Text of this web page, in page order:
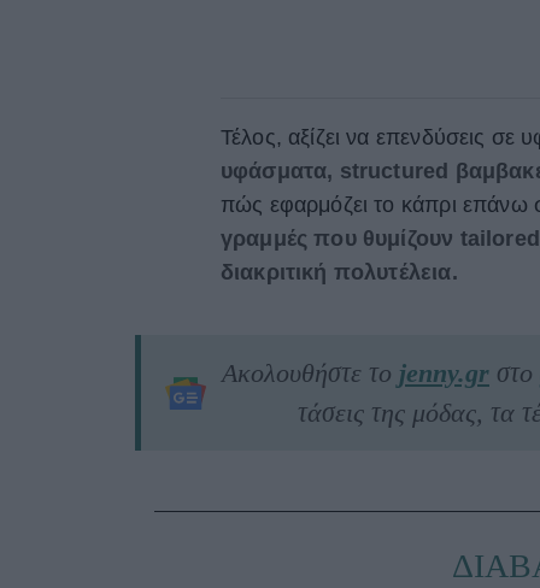
Τέλος, αξίζει να επενδύσεις
υφάσματα, structured
πώς εφαρμόζει το κάπρι
γραμμές που θυμίζουν
διακριτική πολυτέλεια.
Ακολουθήστε το jenny.gr στο
τάσεις της μόδας, τα